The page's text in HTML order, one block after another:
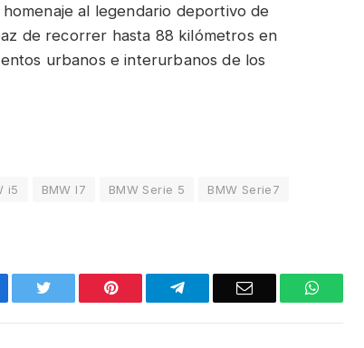
al legendario deportivo de
de recorrer hasta 88 kilómetros en
urbanos e interurbanos de los
i5 BMW I7 BMW Serie 5
BMW Serie7
Twitter Pinterest Telegram Email